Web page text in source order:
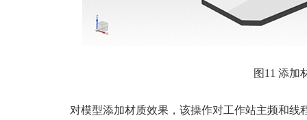
图11 添加
对模型添加材质效果，该操作对工作站主频和线